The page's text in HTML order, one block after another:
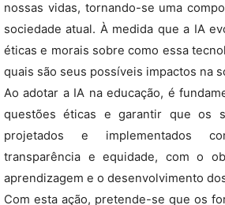
nossas vidas, tornando-se uma
sociedade atual. À medida que a IA
éticas e morais sobre como essa
quais são seus possíveis impactos na
Ao adotar a IA na educação, é
questões éticas e garantir que os
projetados e implementados
transparência e equidade, com o
aprendizagem e o desenvolvimento
Com esta ação, pretende-se que os